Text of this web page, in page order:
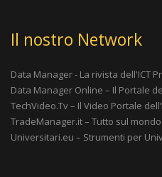
Il nostro Network
Data Manager - La rivista dell'ICT
Data Manager Online – Il Portale
TechVideo.Tv – Il Video Portale
TradeManager.it – Tutto sul
Universitari.eu – Strumenti per